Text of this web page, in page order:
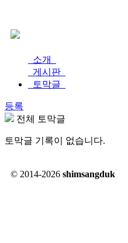
소개
게시판
토막글
등록
전체 토막글
토막글 기록이 없습니다.
© 2014-2026 shimsangduk